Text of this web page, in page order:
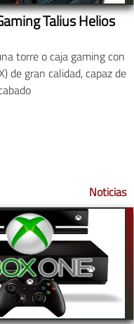
Talius Helios
torre o caja gaming con
de gran calidad, capaz de
Noticias